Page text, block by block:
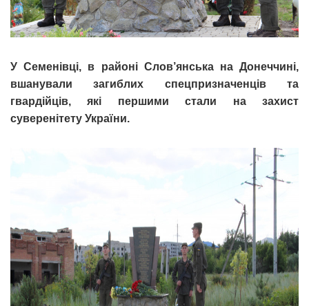
У Семенівці, в районі Слов’янська на Донеччині,
вшанували загиблих спецпризначенців та
гвардійців, які першими стали на захист
суверенітету України.